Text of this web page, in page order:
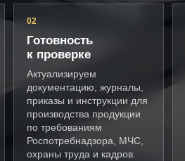
02
Готовность
к проверке
Актуализируем
документацию, журналы,
приказы и инструкции для
производства продукции
по требованиям
Роспотребнадзора, МЧС,
охраны труда и кадров.